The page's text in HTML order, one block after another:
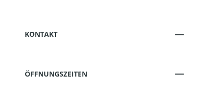
KONTAKT
ÖFFNUNGSZEITEN